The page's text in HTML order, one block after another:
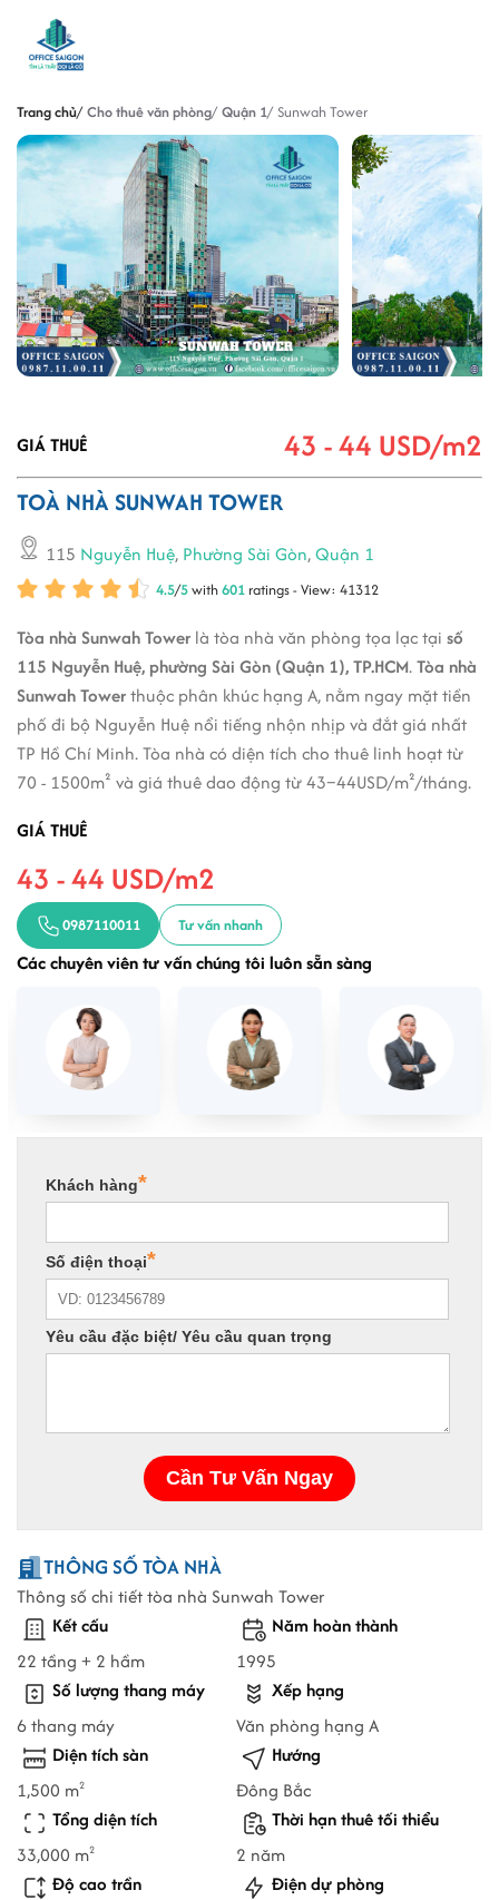
Trang chủ Cho thuê văn phòng Quận 1 Sunwah Tower
GIÁ THUÊ 43 - 44 USD/m2
TOÀ NHÀ SUNWAH TOWER
115 Nguyễn Huệ, Phường Sài Gòn,Quận 1
4.5/5with601 ratings - View: 41312
Tòa nhà Sunwah Tower là tòa nhà văn phòng tọa lạc tại số
115 Nguyễn Huệ, phường Sài Gòn (Quận 1), TP.HCM.Tòa nhà
Sunwah Towerthuộc phân khúc hạng A, nằm ngay mặt tiền
phố đi bộ Nguyễn Huệ nổi tiếng nhộn nhịp và đắt giá nhất
TP Hồ Chí Minh. Tòa nhà có diện tích cho thuê linh hoạt từ
70 - 1500m² và giá thuê dao động từ 43–44USD/m²/tháng.
GIÁ THUÊ
43 - 44 USD/m2
0987110011 Tư vấn nhanh
Các chuyên viên tư vấn chúng tôi luôn sẵn sàng
THÔNG SỐ TÒA NHÀ
Thông số chi tiết tòa nhà Sunwah Tower
Kết cấu
22 tầng + 2 hầm
Năm hoàn thành
1995
Số lượng thang máy
6 thang máy
Xếp hạng
Văn phòng hạng A
Diện tích sàn
1,500 m2
Hướng
Đông Bắc
Tổng diện tích
33,000 m2
Thời hạn thuê tối thiểu
2 năm
Độ cao trần
Điện dự phòng